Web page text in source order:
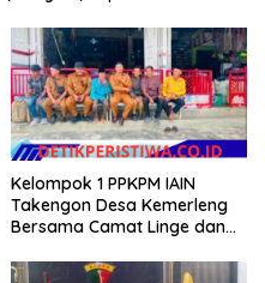
Kelompok 1 PPKPM IAIN
Takengon Desa Kemerleng
Bersama Camat Linge dan
Salurkan Bantuan untuk